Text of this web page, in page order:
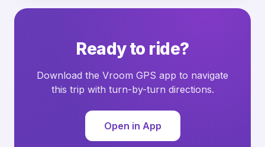
Ready to ride?
Download the Vroom GPS app to navigate
this trip with turn-by-turn directions.
Open in App